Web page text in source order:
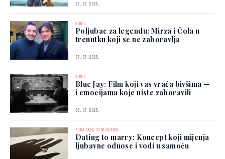
23. 07. 2025.
VIDEO
Poljubac za legendu: Mirza i Čola u
trenutku koji se ne zaboravlja
07. 07. 2025.
VIDEO
Blue Jay: Film koji vas vraća bivšima —
i emocijama koje niste zaboravili
06. 07. 2025.
POKAZALA ISTRAŽIVANJA
Dating to marry: Koncept koji mijenja
ljubavne odnose i vodi u samoću